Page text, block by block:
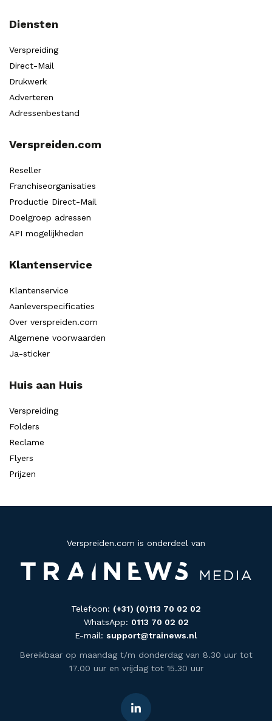
Diensten
Verspreiding
Direct-Mail
Drukwerk
Adverteren
Adressenbestand
Verspreiden.com
Reseller
Franchiseorganisaties
Productie Direct-Mail
Doelgroep adressen
API mogelijkheden
Klantenservice
Klantenservice
Aanleverspecificaties
Over verspreiden.com
Algemene voorwaarden
Ja-sticker
Huis aan Huis
Verspreiding
Folders
Reclame
Flyers
Prijzen
Verspreiden.com is onderdeel van
Telefoon: (+31) (0)113 70 02 02
WhatsApp: 0113 70 02 02
E-mail: support@trainews.nl
Bereikbaar op maandag t/m donderdag van 8.30 uur tot
17.00 uur en vrijdag tot 15.30 uur